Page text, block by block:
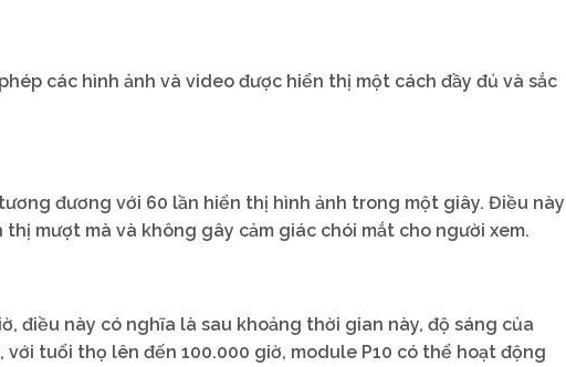
các hình ảnh và video được hiển thị một cách đầy đủ và sắc
đương với 60 lần hiển thị hình ảnh trong một giây. Điều này
mượt mà và không gây cảm giác chói mắt cho người xem.
điều này có nghĩa là sau khoảng thời gian này, độ sáng của
tuổi thọ lên đến 100.000 giờ, module P10 có thể hoạt động